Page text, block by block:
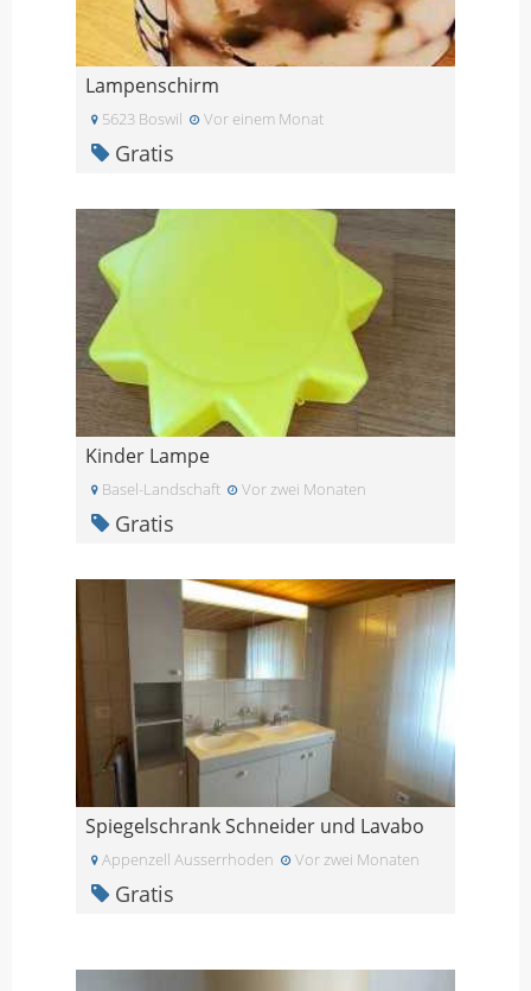
Lampenschirm
5623 Boswil Vor einem Monat
Gratis
Kinder Lampe
Basel-Landschaft Vor zwei Monaten
Gratis
Spiegelschrank Schneider und Lavabo
Appenzell Ausserrhoden Vor zwei Monaten
Gratis